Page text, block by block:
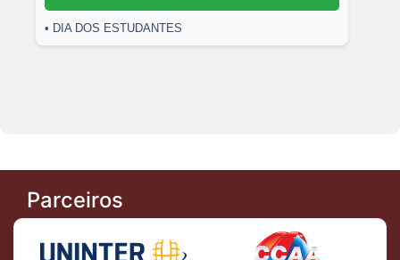
• DIA DOS ESTUDANTES
Parceiros